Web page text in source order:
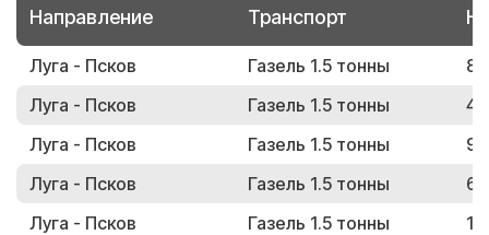
Направление Транспорт
Луга - Псков Газель 1.5 тонны
Луга - Псков
Газель 1.5 тонны
Луга - Псков
Газель 1.5 тонны
Луга - Псков
Газель 1.5 тонны
Луга - Псков
Газель 1.5 тонны